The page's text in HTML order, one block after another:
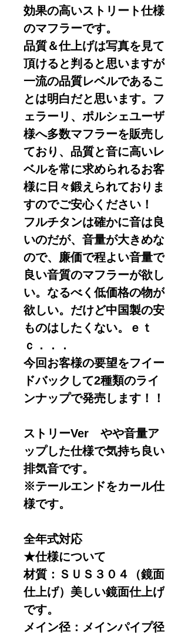
効果の高いストリート仕様
のマフラーです。
品質＆仕上げは写真を見て
頂けると判ると思いますが
一流の品質レベルであるこ
とは明白だと思います。フ
ェラーリ、ポルシェユーザ
様へ多数マフラーを販売し
ており、品質と音に高いレ
ベルを常に求められるお客
様に日々鍛えられておりま
すのでご安心ください！
フルチタンは確かに音は良
いのだが、音量が大きめな
ので、廉価で程よい音量で
良い音質のマフラーが欲し
い。なるべく低価格の物が
欲しい。だけど中国製の安
ものはしたくない。ｅｔ
ｃ．．．
今回お客様の要望をフイー
ドバックして2種類のライ
ンナップで発売します！！
ストリーVer やや音量ア
ップした仕様で気持ち良い
排気音です。
※テールエンドをカール仕
様です。
全年式対応
★仕様について
材質：ＳＵＳ３０４（鏡面
仕上げ）美しい鏡面仕上げ
です。
メイン径：メインパイプ径